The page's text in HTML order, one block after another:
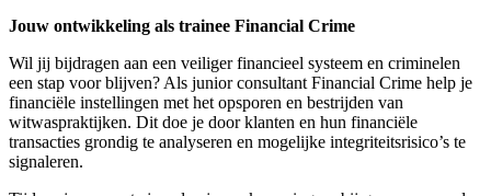
Jouw ontwikkeling als trainee Financial Crime
Wil jij bijdragen aan een veiliger financieel systeem en criminelen
een stap voor blijven? Als junior consultant Financial Crime help je
financiële instellingen met het opsporen en bestrijden van
witwaspraktijken. Dit doe je door klanten en hun financiële
transacties grondig te analyseren en mogelijke integriteitsrisico’s te
signaleren.